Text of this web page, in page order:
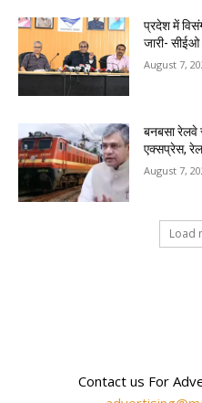
प्रदेश में
जारी- सीईओ
August 7,
बनबसा
एक्सप्रेस, रेल
August 7,
Load
Contact us For